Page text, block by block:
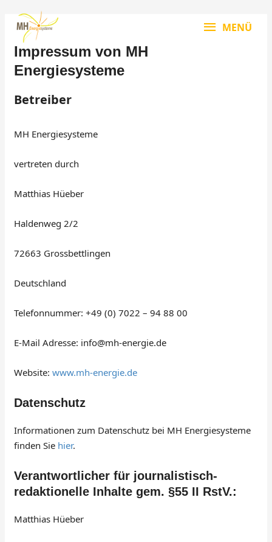
Inhalt
springen
MENÜ
Impressum von MH
Energiesysteme
Betreiber
MH Energiesysteme
vertreten durch
Matthias Hüeber
Haldenweg 2/2
72663 Grossbettlingen
Deutschland
Telefonnummer: +49 (0) 7022 – 94 88 00
E-Mail Adresse: info@mh-energie.de
Website:www.mh-energie.de
Datenschutz
Informationen zum Datenschutz bei MH Energiesysteme
finden Sie hier.
Verantwortlicher für journalistisch-
redaktionelle Inhalte gem. §55 II RstV.:
Matthias Hüeber